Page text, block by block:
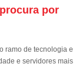
por
ramo de tecnologia e
e servidores mais